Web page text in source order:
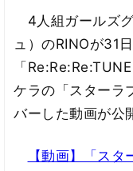
4人組ガールズ
ュ）のRINOが31
「
ケラの「スターラ
バーした動画が公
【動画】「ス